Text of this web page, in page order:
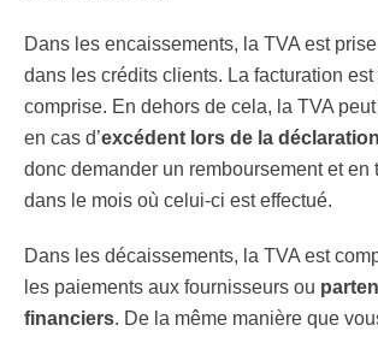
Dans les encaissements, la TVA est
dans les crédits clients. La facturation
comprise. En dehors de cela, la TVA
en cas d’excédent lors de la déclaration
donc demander un remboursement et en
dans le mois où celui-ci est effectué.
Dans les décaissements, la TVA est
les paiements aux fournisseurs ou
financiers. De la même manière que